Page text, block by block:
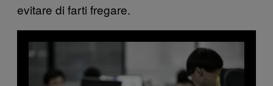
evitare di farti fregare.